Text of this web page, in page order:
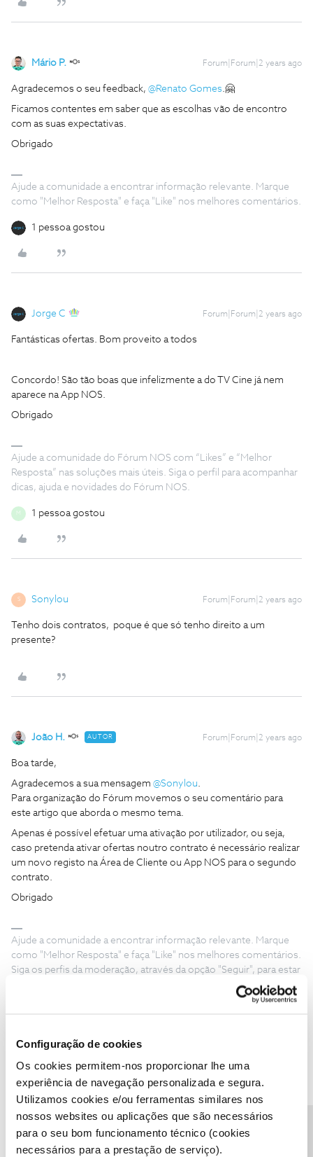
Configuração de cookies
Os cookies permitem-nos proporcionar lhe uma
experiência de navegação personalizada e segura.
Utilizamos cookies e/ou ferramentas similares nos
nossos websites ou aplicações que são necessários
para o seu bom funcionamento técnico (cookies
necessários para a prestação de serviço).
Mário P. Forum|Forum|2 years ago
Agradecemos o seu feedback, @Renato Gomes .🤗
Ficamos contentes em saber que as escolhas vão de encontro
com as suas expectativas.
Obrigado
Ajude a comunidade a encontrar informação relevante. Marque
como "Melhor Resposta" e faça "Like" nos melhores comentários.
1 pessoa gostou
Jorge C Forum|Forum|2 years ago
Fantásticas ofertas. Bom proveito a todos
Concordo! São tão boas que infelizmente a do TV Cine já nem
aparece na App NOS.
Obrigado
Ajude a comunidade do Fórum NOS com “Likes” e “Melhor
Resposta” nas soluções mais úteis. Siga o perfil para acompanhar
dicas, ajuda e novidades do Fórum NOS.
M 1 pessoa gostou
S Sonylou Forum|Forum|2 years ago
Tenho dois contratos, poque é que só tenho direito a um
presente?
João H. AUTOR Forum|Forum|2 years ago
Boa tarde,
Agradecemos a sua mensagem @Sonylou
Para organização do Fórum movemos o seu comentário para
este artigo que aborda o mesmo tema.
Apenas é possível efetuar uma ativação por utilizador, ou seja,
caso pretenda ativar ofertas noutro contrato é necessário realizar
um novo registo na Área de Cliente ou App NOS para o segundo
contrato.
Obrigado
Ajude a comunidade a encontrar informação relevante. Marque
como "Melhor Resposta" e faça "Like" nos melhores comentários.
Siga os perfis da moderação, através da opção "Seguir", para estar
H Hopes.And.Fears Forum|Forum|2 years ago
A utilização do “voucher desconto de €50 em equipamentos 5G”
implica tempo de fidelização aos serviços NOS contratados?